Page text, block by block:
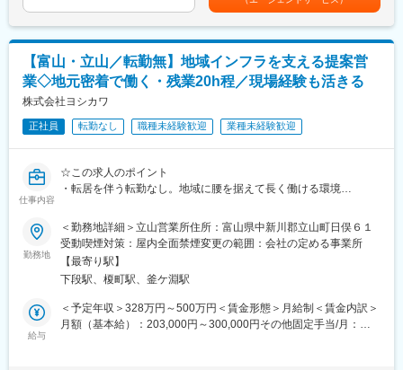
■入社後の流れ
入社後は先輩社員とのOJTを通じて業務を習得いただきます。約3
年を目安に一人前を目指していただくため、未経験の方でも安心
してスタート可能です。
また、床上操作式クレーンや玉掛などの資格は会社全額負担で取
得できます。
■残業が少ない理由
いています
(3)ICタグで機械管理を行い、業務効率を向上させています
変更の範囲：会社の定める業務
・返却後の整備部門との連携
・納期やスケジュール調整
※営業といっても新規開拓中心ではなく、お客様・現場・社内の整
備スタッフをつなぐ調整役としての役割が大きい仕事です。
■入社後の流れ
まずは建設機械の名称や用途を学ぶことからスタートします。
先輩社員との同行営業やOJTを通じて業務を覚えていただきま
す。
などで培った調整力やコミュニケーション力を活かして活躍でき
る環境です。
■業務の魅力
工事現場で使用されます。
自分が関わった現場が街の風景として残り、地域発展に貢献して
はあくまでも目安の金額であり、選考を通じて上下する可能性が
あります。月給(月額)は固定手当を含めた表記です。
【富山・立山／転勤無】地域インフラを支える提案営
業◇地元密着で働く・残業20h程／現場経験も活きる
株式会社ヨシカワ
正社員 転勤なし 職種未経験歓迎 業種未経験歓迎
仕事内容
☆この求人のポイント
・転居を伴う転勤なし。地域に腰を据えて長く働ける環境
・既存顧客中心の営業スタイル
・ICタグで機械管理し業務効率化などDXが進む企業
・扱う機械は地域の発展の貢献できるインフラ整備や建物づくり
■業務内容
建設会社や土木会社など既存取引先を中心に、建設機械や発電機
などのレンタル提案をお任せします。
勤務地
＜勤務地詳細＞立山営業所住所：富山県中新川郡立山町日俣６１
受動喫煙対策：屋内全面禁煙変更の範囲：会社の定める事業所
【最寄り駅】
下段駅、榎町駅、釜ケ淵駅
給与
＜予定年収＞328万円～500万円＜賃金形態＞月給制＜賃金内訳＞
月額（基本給）：203,000円～300,000円その他固定手当/月：